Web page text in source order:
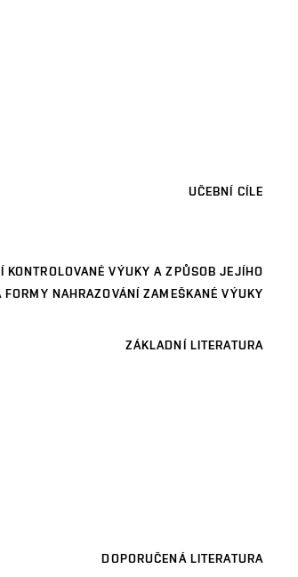
UČEBNÍ CÍLE
KONTROLOVANÉ VÝUKY A ZPŮSOB JEJÍHO
FORMY NAHRAZOVÁNÍ ZAMEŠKANÉ VÝUKY
ZÁKLADNÍ LITERATURA
DOPORUČENÁ LITERATURA